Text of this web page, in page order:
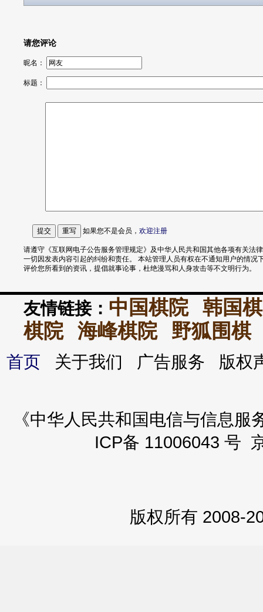
请您评论
昵名：
标题：
如果您不是会员， 欢迎注册
请遵守《互联网电子公告服务管理规定》及中华人民共和国其他各项有关法
一切因发表内容引起的纠纷和责任。 本站管理人员有权在不通知用户的情况
评价您所看到的资讯，提倡就事论事，杜绝漫骂和人身攻击等不文明行为。
友情链接： 中国棋院
韩国
棋院
海峰棋院 野狐围棋
首页 关于我们 广告服务 版
《中华人民共和国电信与信息
ICP备 11006043 号
版权所有 2008-